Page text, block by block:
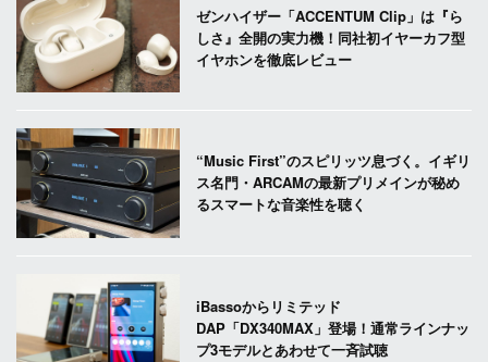
ゼンハイザー「ACCENTUM Clip」は『ら
しさ』全開の実力機！同社初イヤーカフ型
イヤホンを徹底レビュー
“Music First”のスピリッツ息づく。イギリ
ス名門・ARCAMの最新プリメインが秘め
るスマートな音楽性を聴く
iBassoからリミテッド
DAP「DX340MAX」登場！通常ラインナッ
プ3モデルとあわせて一斉試聴